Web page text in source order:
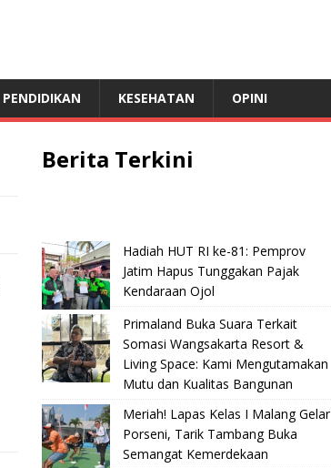
PENDIDIKAN KESEHATAN OPINI
Berita Terkini
Hadiah HUT RI ke-81: Pemprov
Jatim Hapus Tunggakan Pajak
Kendaraan Ojol
Primaland Buka Suara Terkait
Somasi Wangsakarta Resort &
Living Space: Kami Mengutamakan
Mutu dan Kualitas Bangunan
Meriah! Lapas Kelas I Malang Gelar
Porseni, Tarik Tambang Buka
Semangat Kemerdekaan